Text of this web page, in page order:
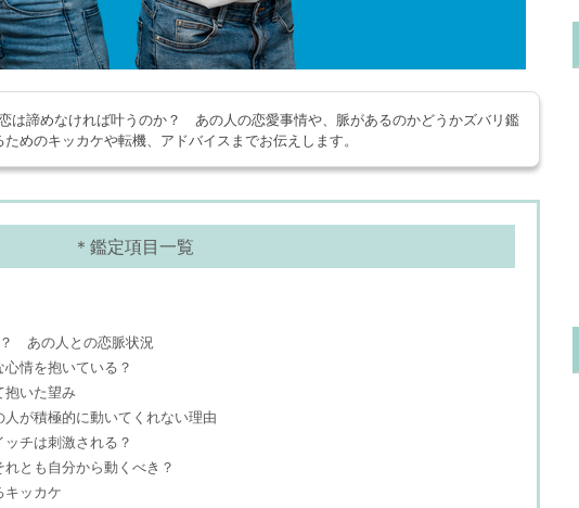
諦めなければ叶うのか？ あの人の恋愛事情や、脈があるのかどうかズバリ鑑
めのキッカケや転機、アドバイスまでお伝えします。
＊鑑定項目一覧
あの人との恋脈状況
情を抱いている？
抱いた望み
が積極的に動いてくれない理由
チは刺激される？
とも自分から動くべき？
キッカケ